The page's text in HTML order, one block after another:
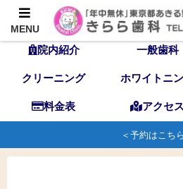
TOP 歯科医師
院内紹介 一般歯科
クリーニング ホワイトニ
料金表 アクセス
＜予約はこち
MENU